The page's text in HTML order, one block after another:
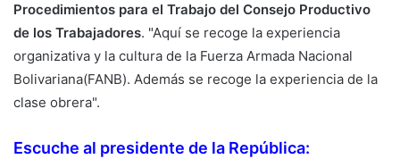
Procedimientos para el Trabajo del Consejo Productivo
de los Trabajadores. "Aquí se recoge la experiencia
organizativa y la cultura de la Fuerza Armada Nacional
Bolivariana(FANB). Además se recoge la experiencia de la
clase obrera".
Escuche al presidente de la República: